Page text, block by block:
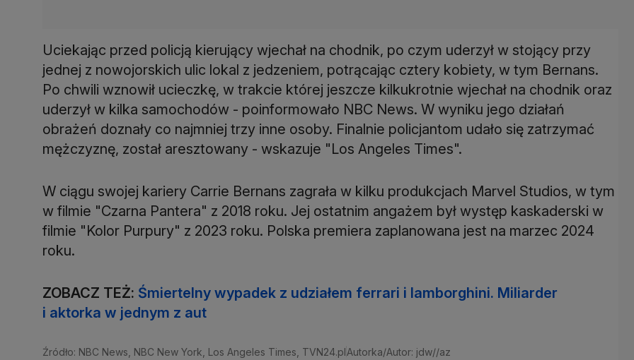
Uciekając przed policją kierujący wjechał na chodnik, po czym uderzył w stojący przy
jednej z nowojorskich ulic lokal z jedzeniem, potrącając cztery kobiety, w tym Bernans.
Po chwili wznowił ucieczkę, w trakcie której jeszcze kilkukrotnie wjechał na chodnik oraz
uderzył w kilka samochodów - poinformowało NBC News. W wyniku jego działań
obrażeń doznały co najmniej trzy inne osoby. Finalnie policjantom udało się zatrzymać
mężczyznę, został aresztowany - wskazuje "Los Angeles Times".
W ciągu swojej kariery Carrie Bernans zagrała w kilku produkcjach Marvel Studios, w tym
w filmie "Czarna Pantera" z 2018 roku. Jej ostatnim angażem był występ kaskaderski w
filmie "Kolor Purpury" z 2023 roku. Polska premiera zaplanowana jest na marzec 2024
roku.
ZOBACZ TEŻ: Śmiertelny wypadek z udziałem ferrari i lamborghini. Miliarder
i aktorka w jednym z aut
Źródło: NBC News, NBC New York, Los Angeles Times, TVN24.plAutorka/Autor: jdw//az